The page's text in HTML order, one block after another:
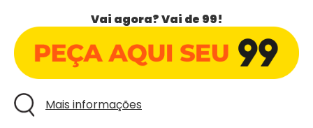
Vai agora? Vai de 99!
Mais informações